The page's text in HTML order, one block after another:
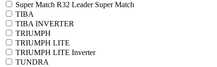
Super Match R32 Leader Super Match
TIBA
TIBA INVERTER
TRIUMPH
TRIUMPH LITE
TRIUMPH LITE Inverter
TUNDRA